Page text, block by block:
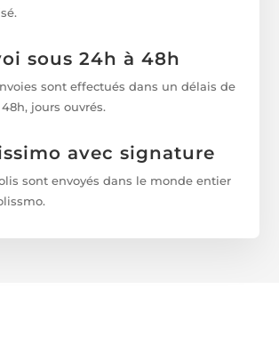
sous 24h à 48h
sont effectués dans un délais de
jours ouvrés.
avec signature
sont envoyés dans le monde entier